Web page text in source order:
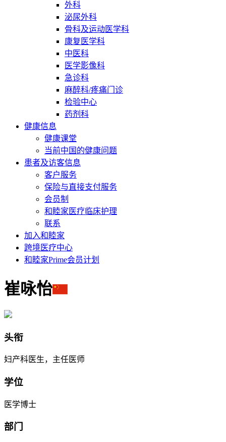
外科
泌尿外科
骨科及运动医学科
康复医学科
中医科
医学影像科
急诊科
麻醉科/疼痛门诊
检验中心
药剂科
健康信息
健康课堂
当前中国的健康问题
患者及访客信息
客户服务
保险与直接支付服务
会员制
和睦家医疗临床护理
联系
加入和睦家
跨境医疗中心
和睦家Prime会员计划
崔咏怡
头衔
妇产科医生，主任医师
学位
医学博士
部门